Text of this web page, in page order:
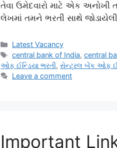
તેવા ઉમેદવારો માટે એક
લેખમાં તમને ભરતી સાથે જોડાયેલી
Categories
Latest Vacancy
Tags
central bank of India,central
ઓફ ઈન્ડિયા ભરતી, સેન્ટ્રલ બેંક ઓફ
Leave a comment
Important